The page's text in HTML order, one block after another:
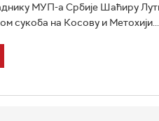
МУП-а Србије Шаћиру
сукоба на Косову и Метохији...